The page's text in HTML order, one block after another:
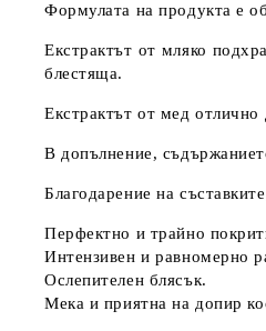
Формулата на продукта е
Екстрактът от мляко
блестяща.
Екстрактът от мед
В допълнение,
Благодарение на
Перфектно и трайно
Интензивен и равномерно
Ослепителен блясък.
Мека и приятна на допир